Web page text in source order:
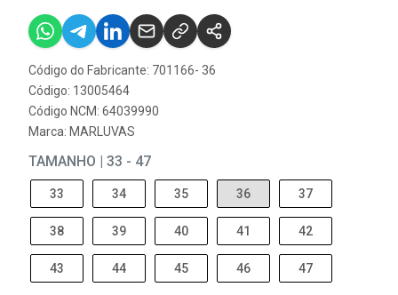
Código do Fabricante: 701166- 36
Código: 13005464
Código NCM: 64039990
Marca: MARLUVAS
TAMANHO | 33 - 47
33 34 35 36 37
38 39 40 41 42
43 44 45 46 47